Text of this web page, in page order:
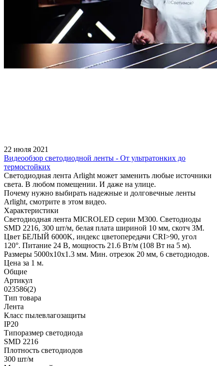
22 июля 2021
Видеообзор светодиодной ленты - От ультратонких до
термостойких
Светодиодная лента Arlight может заменить любые источники
света. В любом помещении. И даже на улице.
Почему нужно выбирать надежные и долговечные ленты
Arlight, смотрите в этом видео.
Характеристики
Светодиодная лента MICROLED серии M300. Светодиоды
SMD 2216, 300 шт/м, белая плата шириной 10 мм, скотч 3M.
Цвет БЕЛЫЙ 6000K, индекс цветопередачи CRI>90, угол
120°. Питание 24 В, мощность 21.6 Вт/м (108 Вт на 5 м).
Размеры 5000x10x1.3 мм. Мин. отрезок 20 мм, 6 светодиодов.
Цена за 1 м.
Общие
Артикул
023586(2)
Тип товара
Лента
Класс пылевлагозащиты
IP20
Типоразмер светодиода
SMD 2216
Плотность светодиодов
300 шт/м